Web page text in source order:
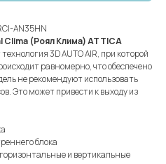
AN35HN
Clima (Роял Клима) ATTICA
3D AUTO AIR, при которой
равномерно, что обеспечено
не рекомендуют использовать
Это может привести к выходу из
блока
и вертикальные